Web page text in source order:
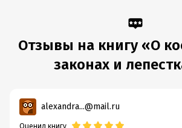
Время на чтение:1ч.
Отзывы на книгу «О
законах и
alexandra...@mail.ru
Оценил книгу